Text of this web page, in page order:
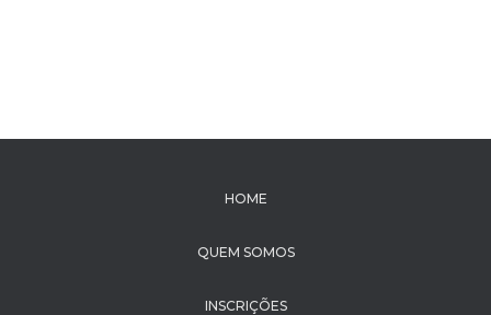
HOME
QUEM SOMOS
INSCRIÇÕES